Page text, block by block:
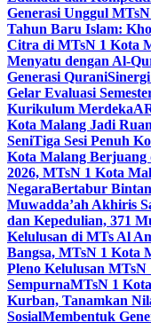
Generasi Unggul
Tahun Baru Islam:
Citra di MTsN 1 Kota
Menyatu dengan Al-
Generasi Qurani
Gelar Evaluasi
Kurikulum Merdeka
Kota Malang Jadi
SeniTiga Sesi Penuh
Kota Malang Berjuang
2026, MTsN 1 Kota
NegaraBertabur
Muwadda’ah Akhiris
dan Kepedulian, 371
Kelulusan di MTs Al
Bangsa, MTsN 1 Kota
Pleno Kelulusan
SempurnaMTsN 1
Kurban, Tanamkan
SosialMembentuk